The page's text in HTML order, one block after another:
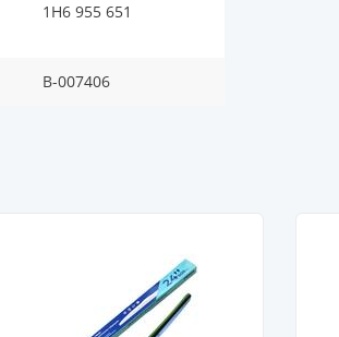
1H6 955 651
B-007406